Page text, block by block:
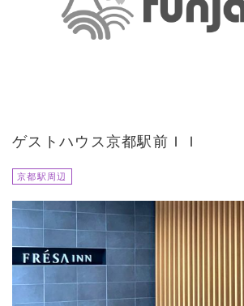
ゲストハウス京都駅前ＩＩ
京都駅周辺